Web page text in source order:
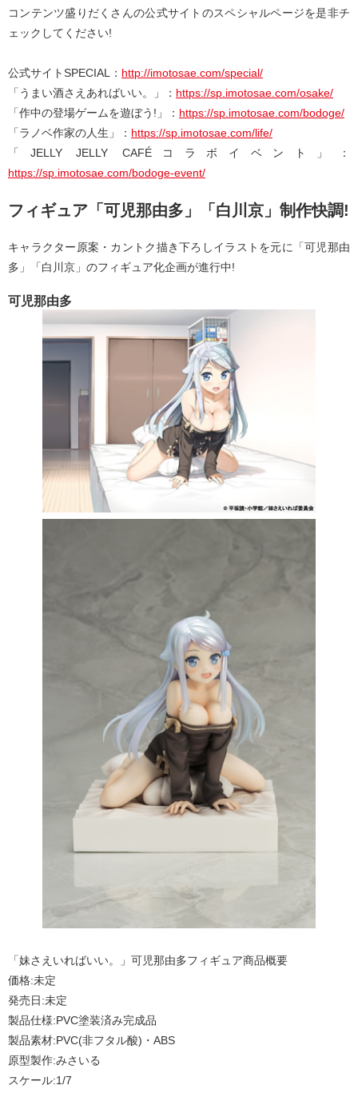
コンテンツ盛りだくさんの公式サイトのスペシャルページを是非チ
ェックしてください!
公式サイトSPECIAL： http://imotosae.com/special/
「うまい酒さえあればいい。」： https://sp.imotosae.com/osake/
「作中の登場ゲームを遊ぼう!」： https://sp.imotosae.com/bodoge/
「ラノベ作家の人生」： https://sp.imotosae.com/life/
「JELLY JELLY CAFÉコラボイベント」：
https://sp.imotosae.com/bodoge-event/
フィギュア「可児那由多」「白川京」制作快調!
キャラクター原案・カントク描き下ろしイラストを元に「可児那由
多」「白川京」のフィギュア化企画が進行中!
可児那由多
「妹さえいればいい。」可児那由多フィギュア商品概要
価格:未定
発売日:未定
製品仕様:PVC塗装済み完成品
製品素材:PVC(非フタル酸)・ABS
原型製作:みさいる
スケール:1/7